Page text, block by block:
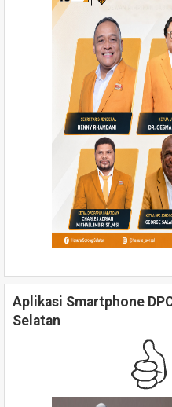
Aplikasi Smartphone
Selatan